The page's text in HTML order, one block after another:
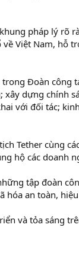
pháp lý rõ
Việt Nam, hỗ
Đoàn công
dựng chính
với đối tác;
Tether cùng
hộ các doanh
tập đoàn
hóa an toàn,
và tỏa sáng